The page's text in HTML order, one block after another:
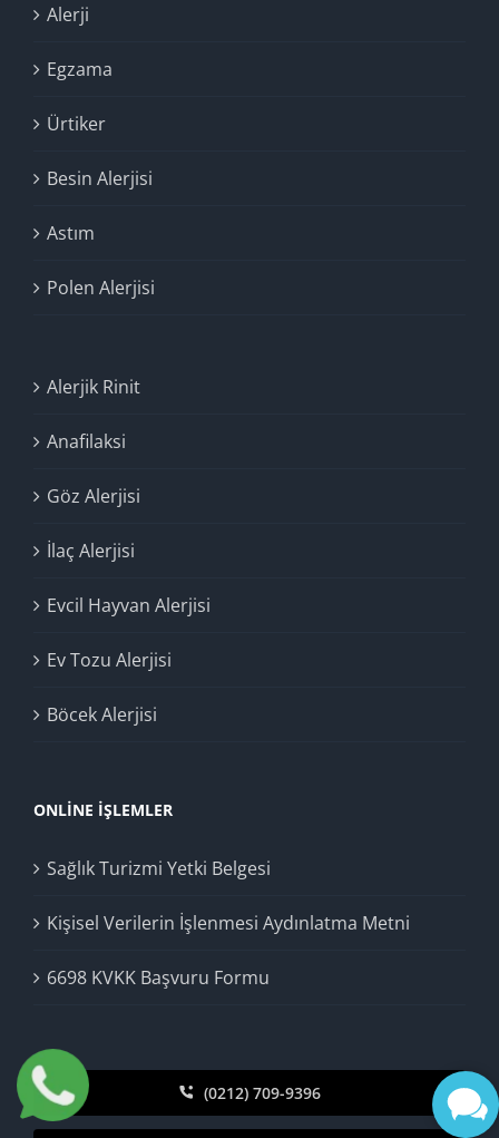
Alerji
Egzama
Ürtiker
Besin Alerjisi
Astım
Polen Alerjisi
Alerjik Rinit
Anafilaksi
Göz Alerjisi
İlaç Alerjisi
Evcil Hayvan Alerjisi
Ev Tozu Alerjisi
Böcek Alerjisi
ONLINE İŞLEMLER
Sağlık Turizmi Yetki Belgesi
Kişisel Verilerin İşlenmesi Aydınlatma Metni
6698 KVKK Başvuru Formu
(0212) 709-9396